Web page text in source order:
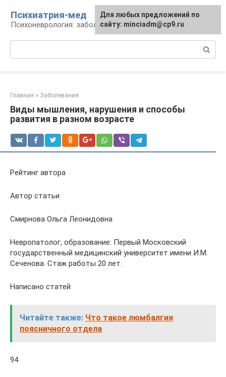
контенту
Психиатрия-мед
Психоневрология: заболевания и терапия
Главная » Заболевания
Виды мышления, нарушения и способы
развития в разном возрасте
Рейтинг автора
Автор статьи
Смирнова Ольга Леонидовна
Невропатолог, образование: Первый Московский
государственный медицинский университет имени И.М.
Сеченова. Стаж работы 20 лет.
Написано статей
Читайте также: Что такое люмбалгия
поясничного отдела
94
Для любых предложений по
сайту: minciadm@cp9.ru